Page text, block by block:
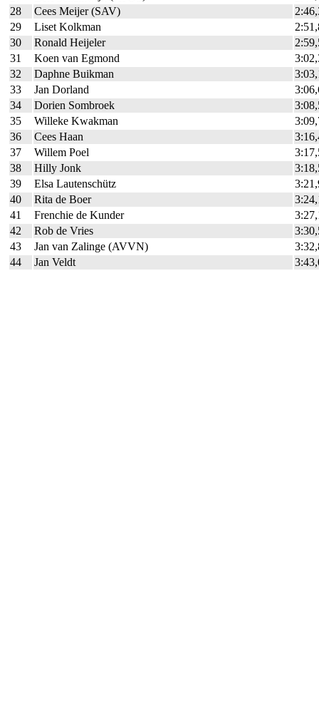
28
Cees Meijer (SAV)
29
Liset Kolkman
30
Ronald Heijeler
31
Koen van Egmond
32
Daphne Buikman
33
Jan Dorland
34
Dorien Sombroek
35
Willeke Kwakman
36
Cees Haan
37
Willem Poel
38
Hilly Jonk
39
Elsa Lautenschütz
40
Rita de Boer
41
Frenchie de Kunder
42
Rob de Vries
43
Jan van Zalinge (AVVN)
44
Jan Veldt